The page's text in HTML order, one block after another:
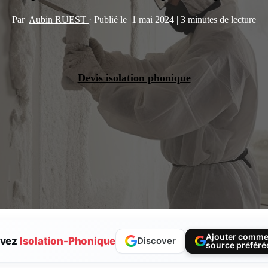
Par Aubin RUEST · Publié le 1 mai 2024 | 3 minutes de lecture
Devis isolation phonique
Isolation-Phonique Discover
Ajouter comme
source